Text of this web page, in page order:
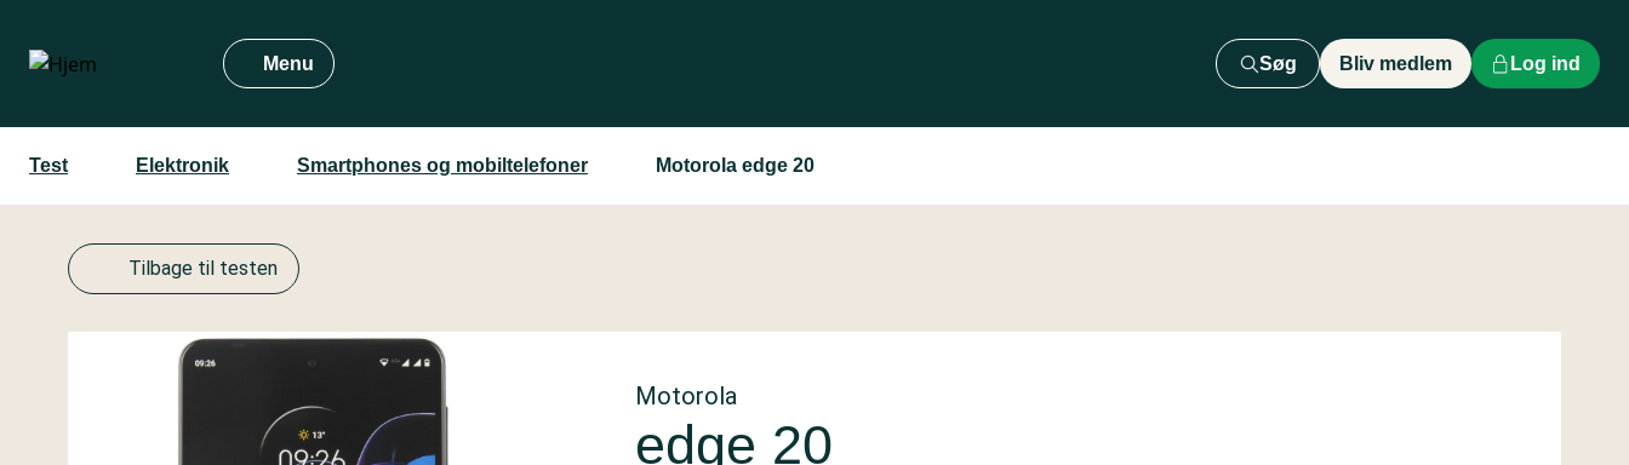
hovedindhold
Menu Søg Bliv medlem Log ind
Test Elektronik Smartphones og mobiltelefoner Motorola edge 20
Tilbage til testen
Motorola
edge 20